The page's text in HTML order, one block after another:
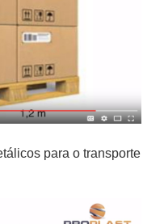
para o transporte